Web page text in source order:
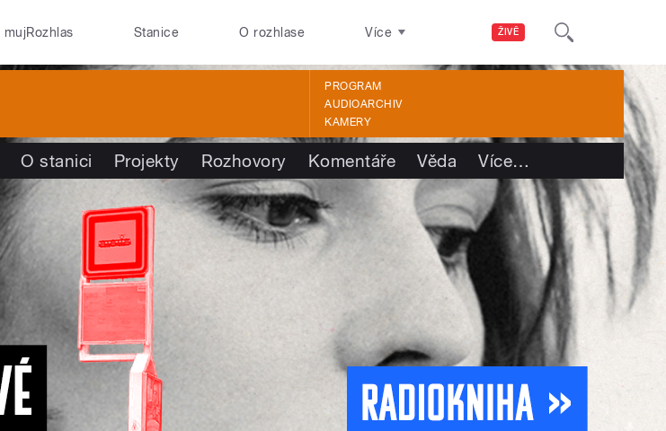
ŽIVĚ
mujRozhlas Stanice O rozhlase Více
PROGRAM
AUDIOARCHIV
KAMERY
O stanici Projekty Rozhovory Komentáře Věda Více…